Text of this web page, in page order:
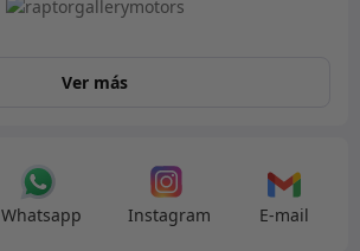
Ver más
Whatsapp Instagram E-mail